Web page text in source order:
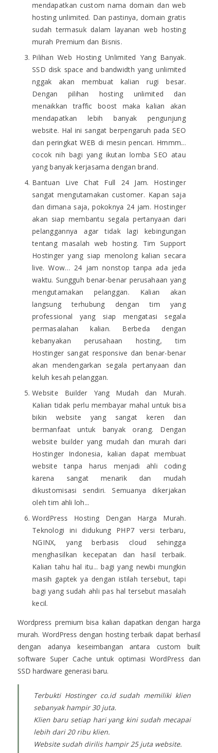
mendapatkan custom nama domain dan web
hosting unlimited. Dan pastinya, domain gratis
sudah termasuk dalam layanan web hosting
murah Premium dan Bisnis.
Pilihan Web Hosting Unlimited Yang Banyak.
SSD disk space and bandwidth yang unlimited
nggak akan membuat kalian rugi besar.
Dengan pilihan hosting unlimited dan
menaikkan traffic boost maka kalian akan
mendapatkan lebih banyak pengunjung
website. Hal ini sangat berpengaruh pada SEO
dan peringkat WEB di mesin pencari. Hmmm...
cocok nih bagi yang ikutan lomba SEO atau
yang banyak kerjasama dengan brand.
Bantuan Live Chat Full 24 Jam. Hostinger
sangat mengutamakan customer. Kapan saja
dan dimana saja, pokoknya 24 jam. Hostinger
akan siap membantu segala pertanyaan dari
pelanggannya agar tidak lagi kebingungan
tentang masalah web hosting. Tim Support
Hostinger yang siap menolong kalian secara
live. Wow… 24 jam nonstop tanpa ada jeda
waktu. Sungguh benar-benar perusahaan yang
mengutamakan pelanggan. Kalian akan
langsung terhubung dengan tim yang
professional yang siap mengatasi segala
permasalahan kalian. Berbeda dengan
kebanyakan perusahaan hosting, tim
Hostinger sangat responsive dan benar-benar
akan mendengarkan segala pertanyaan dan
keluh kesah pelanggan.
Website Builder Yang Mudah dan Murah.
Kalian tidak perlu membayar mahal untuk bisa
bikin website yang sangat keren dan
bermanfaat untuk banyak orang. Dengan
website builder yang mudah dan murah dari
Hostinger Indonesia, kalian dapat membuat
website tanpa harus menjadi ahli coding
karena sangat menarik dan mudah
dikustomisasi sendiri. Semuanya dikerjakan
oleh tim ahli loh...
WordPress Hosting Dengan Harga Murah.
Teknologi ini didukung PHP7 versi terbaru,
NGINX, yang berbasis cloud sehingga
menghasilkan kecepatan dan hasil terbaik.
Kalian tahu hal itu... bagi yang newbi mungkin
masih gaptek ya dengan istilah tersebut, tapi
bagi yang sudah ahli pas hal tersebut masalah
kecil.
Wordpress premium bisa kalian dapatkan dengan harga
murah. WordPress dengan hosting terbaik dapat berhasil
dengan adanya keseimbangan antara custom built
software Super Cache untuk optimasi WordPress dan
SSD hardware generasi baru.
Terbukti Hostinger co.id sudah memiliki klien
sebanyak hampir 30 juta.
Klien baru setiap hari yang kini sudah mecapai
lebih dari 20 ribu klien.
Website sudah dirilis hampir 25 juta website.